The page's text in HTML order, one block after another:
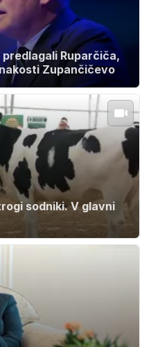
Ruparčiča,
Zupančičevo
sodniki. V glavni